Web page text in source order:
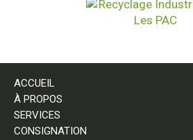
ACCUEIL
À PROPOS
SERVICES
CONSIGNATION